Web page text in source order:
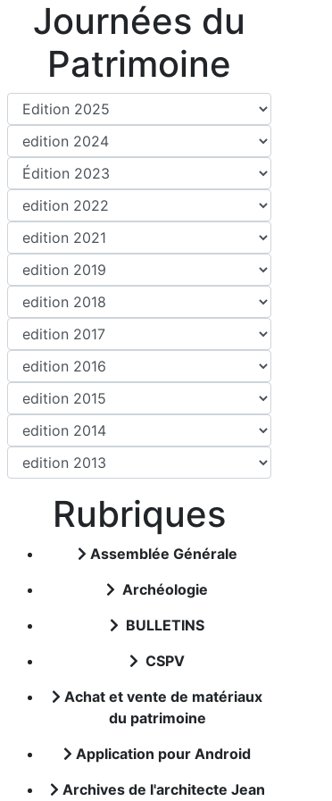
Journées du
Patrimoine
Rubriques
Assemblée Générale
Archéologie
BULLETINS
CSPV
Achat et vente de matériaux
du patrimoine
Application pour Android
Archives de l'architecte Jean